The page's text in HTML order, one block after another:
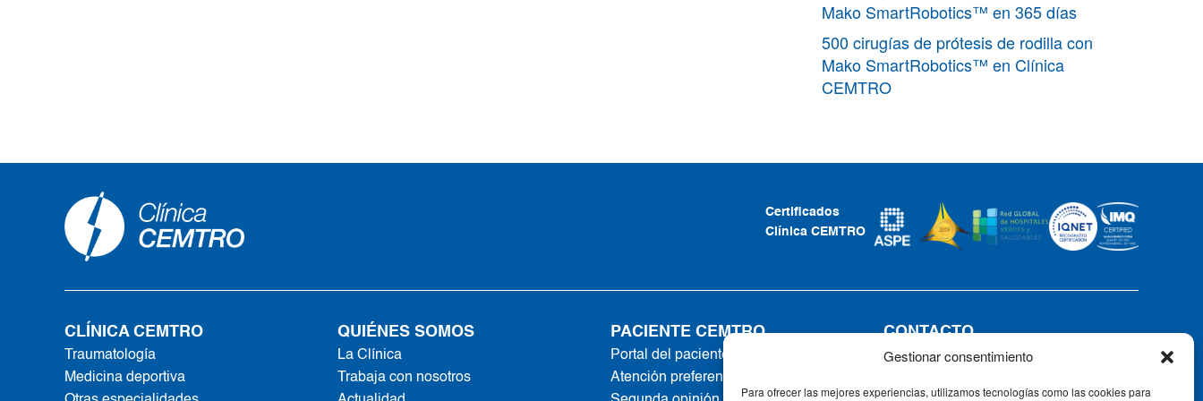
Gestionar consentimiento
Para ofrecer las mejores experiencias, utilizamos tecnologías como las cookies para
Mako SmartRobotics™ en 365 días
500 cirugías de prótesis de rodilla con
Mako SmartRobotics™ en Clínica
CEMTRO
Certificados
Clínica CEMTRO
CLÍNICA CEMTRO
Traumatología
Medicina deportiva
QUIÉNES SOMOS
La Clínica
Trabaja con nosotros
PACIENTE CEMTRO
Portal del paciente
Atención preferente
CONTACTO
Tel: +34 91 735 57 57 | Fax: 91 735